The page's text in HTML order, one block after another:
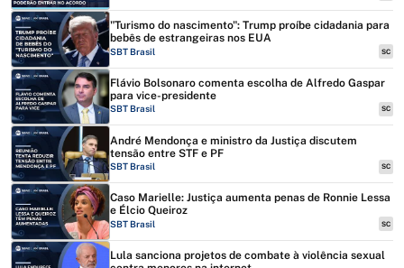
"Turismo do nascimento": Trump proíbe cidadania para
bebês de estrangeiras nos EUA
SBT Brasil SC
Flávio Bolsonaro comenta escolha de Alfredo Gaspar
para vice-presidente
SBT Brasil SC
André Mendonça e ministro da Justiça discutem
tensão entre STF e PF
SBT Brasil SC
Caso Marielle: Justiça aumenta penas de Ronnie Lessa
e Élcio Queiroz
SBT Brasil SC
Lula sanciona projetos de combate à violência sexual